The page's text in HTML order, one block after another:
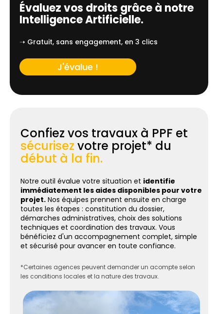
Évaluez vos droits grâce à notre
Intelligence Artificielle.
➝ Gratuit, sans engagement, en 3 clics
J'évalue !
Confiez vos travaux à PPF et
sécurisez votre projet* du
début à la fin.
Notre outil évalue votre situation et identifie
immédiatement les aides disponibles pour votre
projet. Nos équipes prennent ensuite en charge
toutes les étapes : constitution du dossier,
démarches administratives, choix des solutions
techniques et coordination des travaux. Vous
bénéficiez d'un accompagnement complet, simple
et sécurisé pour avancer en toute confiance.
*Certaines agences peuvent demander un acompte selon
les conditions locales et la nature des travaux.